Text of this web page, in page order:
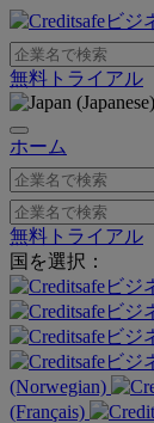
無料トライアル
ホーム
無料トライアル
国を選択：
(Norwegian)
(Français)